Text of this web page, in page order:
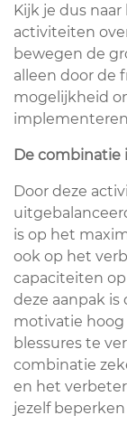
Kijk je dus
activiteiten
bewegen de
alleen door de
mogelijkheid
De combinatie
Door deze
is op het
ook op het
capaciteiten
deze aanpak
motivatie
blessures te
combinatie
en het
jezelf